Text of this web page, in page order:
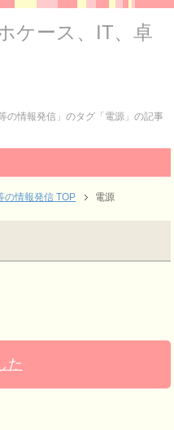
ケース、IT、卓
の情報発信」のタグ「電源」の記事
の情報発信 TOP 電源
た